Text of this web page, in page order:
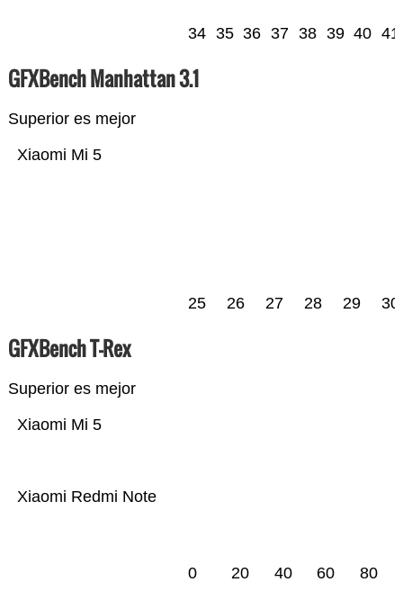
34 35 36 37 38 39 40 41
GFXBench Manhattan 3.1
Superior es mejor
Xiaomi Mi 5
25 26 27 28 29 30
GFXBench T-Rex
Superior es mejor
Xiaomi Redmi Note
Xiaomi Mi 5
0 20 40 60 80